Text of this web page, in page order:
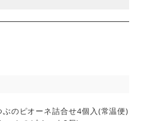
のピオーネ詰合せ4個入(常温便)